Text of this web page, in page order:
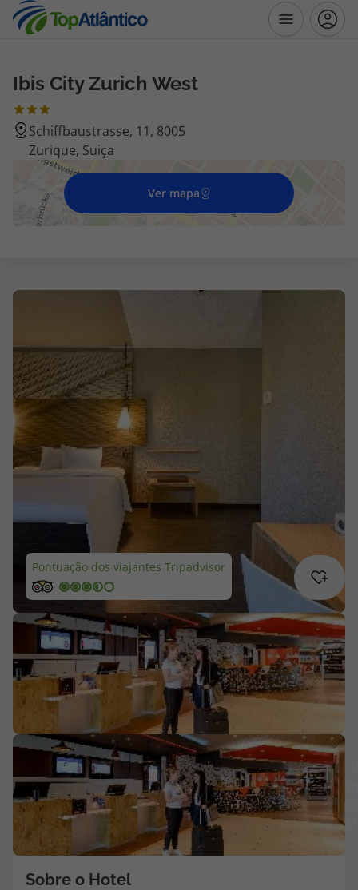
Destinos
Voos
Hotéis
Voos + Hotel
Disneyland ® Paris
Escapadinhas
Cruzeiros
Promoções
Especialistas
Cheque Viagem
Rede de Lojas
Blog TopViagens
Área de Cliente
Agências
Contactos
Apoio ao cliente em Portugal
218 925 471
Ibis City Zurich West
Schiffbaustrasse, 11, 8005
Zurique, Suiça
Ver mapa
Pontuação dos viajantes Tripadvisor
Sobre o Hotel